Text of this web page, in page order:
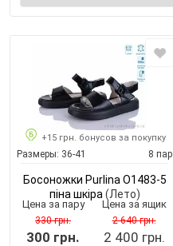
+15 грн. бонусов за покупку
Размеры: 36-41 8 пар
Босоножки Purlina O1483-5
піна шкіра(Лето)
Цена за пару
330 грн.
300 грн.
Цена за ящик
2 640 грн.
2 400 грн.